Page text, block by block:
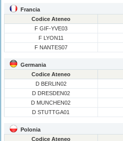
Francia
Codice Ateneo
F GIF-YVE03
F LYON11
F NANTES07
Germania
Codice Ateneo
D BERLIN02
D DRESDEN02
D MUNCHEN02
D STUTTGA01
Polonia
Codice Ateneo